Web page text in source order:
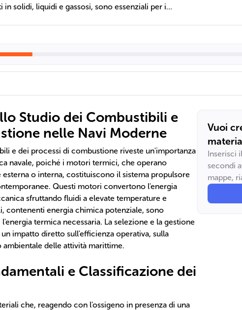
solidi, liquidi e gassosi, sono essenziali per i
proprietà fisiche, come viscosità e densità,
Studio dei Combustibili e
nelle Navi Moderne
e dei processi di combustione riveste un'importanza
navale, poiché i motori termici, che operano
o interna, costituiscono il sistema propulsore
Questi motori convertono l'energia
sfruttando fluidi a elevate temperature e
contenenti energia chimica potenziale, sono
termica necessaria. La selezione e la gestione
impatto diretto sull'efficienza operativa, sulla
ambientale delle attività marittime.
e Classificazione dei
che, reagendo con l'ossigeno in presenza di una
Vuoi
Inserisci
secondi
mappe,